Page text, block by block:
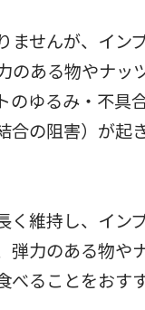
ませんが、イン
のある物やナッ
のゆるみ・不具
合の阻害）が起
く維持し、イン
弾力のある物や
べることをおす